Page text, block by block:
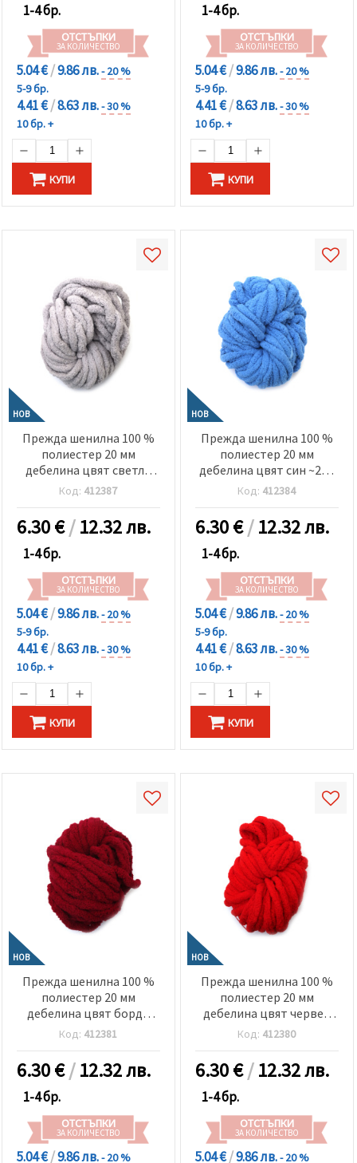
1-4 бр.
ОТСТЪПКИ
ЗА КОЛИЧЕСТВО
5.04 €/9.86 лв.- 20 %
5-9 бр.
4.41 €/8.63 лв.- 30 %
10 бр. +
КУПИ
1-4 бр.
ОТСТЪПКИ
ЗА КОЛИЧЕСТВО
5.04 €/9.86 лв.- 20 %
5-9 бр.
4.41 €/8.63 лв.- 30 %
10 бр. +
КУПИ
НОВ
Прежда шенилна 100 %
полиестер 20 мм
дебелина цвят светло
сив ~240 грама -25 метра
Код: 412387
6.30€/12.32 лв.
1-4 бр.
ОТСТЪПКИ
ЗА КОЛИЧЕСТВО
5.04 €/9.86 лв.- 20 %
5-9 бр.
4.41 €/8.63 лв.- 30 %
10 бр. +
КУПИ
НОВ
Прежда шенилна 100 %
полиестер 20 мм
дебелина цвят син ~240
грама -25 метра
Код: 412384
6.30€/12.32 лв.
1-4 бр.
ОТСТЪПКИ
ЗА КОЛИЧЕСТВО
5.04 €/9.86 лв.- 20 %
5-9 бр.
4.41 €/8.63 лв.- 30 %
10 бр. +
КУПИ
НОВ
Прежда шенилна 100 %
полиестер 20 мм
дебелина цвят бордо
~240 грама -25 метра
Код: 412381
6.30€/12.32 лв.
1-4 бр.
ОТСТЪПКИ
ЗА КОЛИЧЕСТВО
5.04 €/9.86 лв.- 20 %
НОВ
Прежда шенилна 100 %
полиестер 20 мм
дебелина цвят червен
~240 грама -25 метра
Код: 412380
6.30€/12.32 лв.
1-4 бр.
ОТСТЪПКИ
ЗА КОЛИЧЕСТВО
5.04 €/9.86 лв.- 20 %